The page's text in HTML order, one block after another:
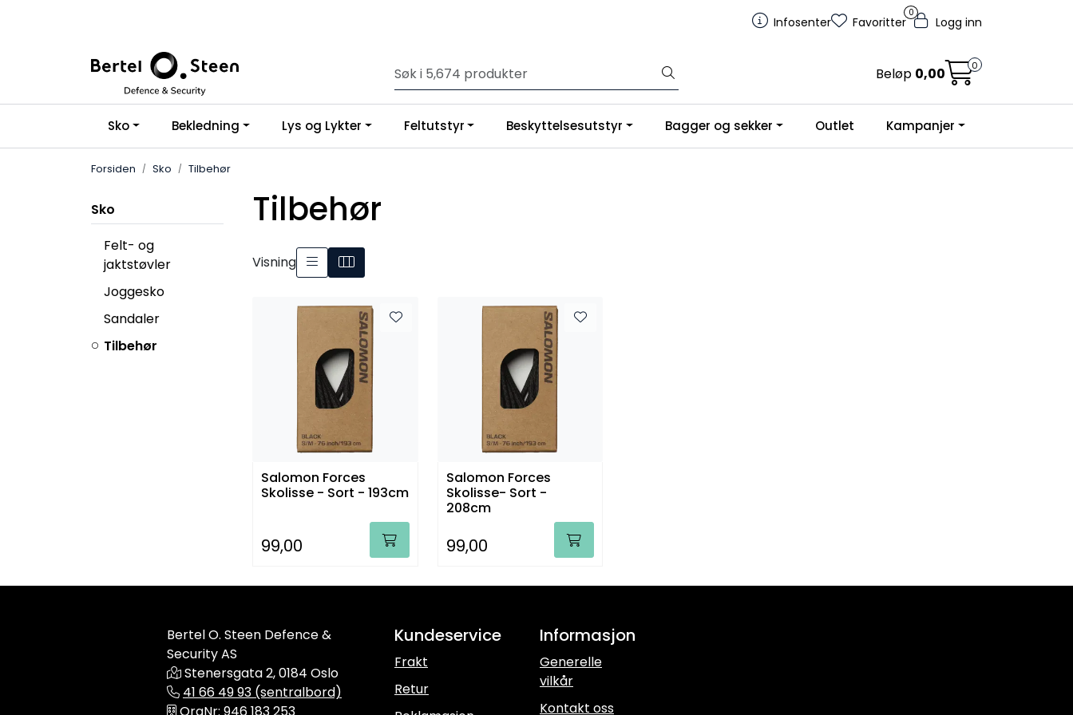
Infosenter
0
Favoritter Logg inn
Beløp 0,00 0
Sko Bekledning Lys og Lykter Feltutstyr Beskyttelsesutstyr Bagger og sekker Outlet Kampanjer
Forsiden Sko Tilbehør
Sko
Felt- og
jaktstøvler
Joggesko
Sandaler
Tilbehør
Tilbehør
Visning
Salomon Forces
Skolisse - Sort - 193cm
99,00
Salomon Forces
Skolisse- Sort -
208cm
99,00
Bertel O. Steen Defence &
Security AS
Stenersgata 2, 0184 Oslo
41 66 49 93 (sentralbord)
Kundeservice
Frakt
Retur
Informasjon
Generelle
vilkår
Kontakt oss